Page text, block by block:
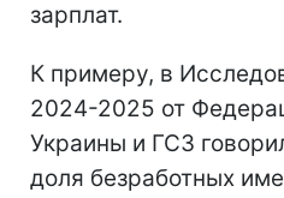
зарплат.
К примеру, в
2024-2025 от
Украины и ГСЗ
доля безработных